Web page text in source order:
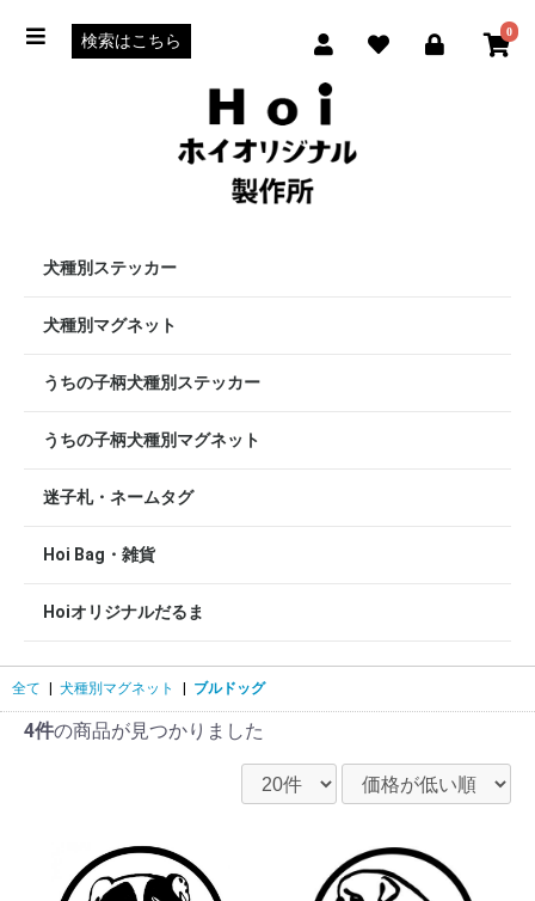
0
犬種別ステッカー
犬種別マグネット
うちの子柄犬種別ステッカー
うちの子柄犬種別マグネット
迷子札・ネームタグ
Hoi Bag・雑貨
Hoiオリジナルだるま
全て 犬種別マグネット ブルドッグ
4件の商品が見つかりました